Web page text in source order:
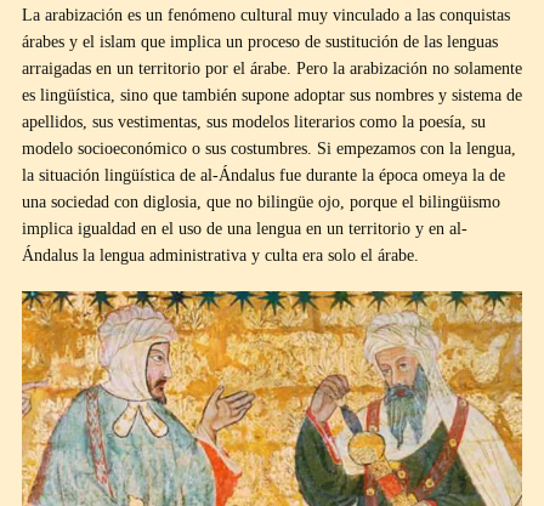
La arabización es un fenómeno cultural muy vinculado a las conquistas
árabes y el islam que implica un proceso de sustitución de las lenguas
arraigadas en un territorio por el árabe. Pero la arabización no solamente
es lingüística, sino que también supone adoptar sus nombres y sistema de
apellidos, sus vestimentas, sus modelos literarios como la poesía, su
modelo socioeconómico o sus costumbres. Si empezamos con la lengua,
la situación lingüística de al-Ándalus fue durante la época omeya la de
una sociedad con diglosia, que no bilingüe ojo, porque el bilingüismo
implica igualdad en el uso de una lengua en un territorio y en al-
Ándalus la lengua administrativa y culta era solo el árabe.